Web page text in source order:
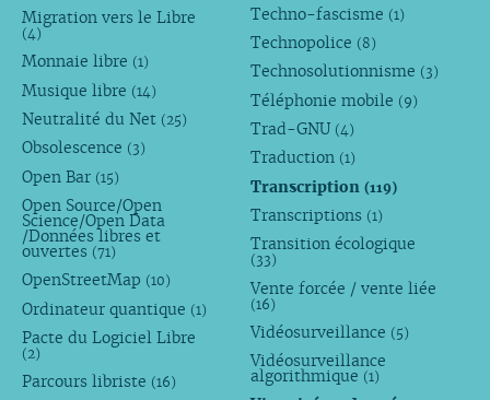
Migration vers le Libre
(4)
Monnaie libre (1)
Musique libre (14)
Neutralité du Net (25)
Obsolescence (3)
Open Bar (15)
Open Source/Open
Science/Open Data
/Données libres et
ouvertes (71)
OpenStreetMap (10)
Ordinateur quantique (1)
Pacte du Logiciel Libre
(2)
Parcours libriste (16)
Techno-fascisme (1)
Technopolice (8)
Technosolutionnisme (3)
Téléphonie mobile (9)
Trad-GNU (4)
Traduction (1)
Transcription(119)
Transcriptions (1)
Transition écologique
(33)
Vente forcée / vente liée
(16)
Vidéosurveillance (5)
Vidéosurveillance
algorithmique (1)